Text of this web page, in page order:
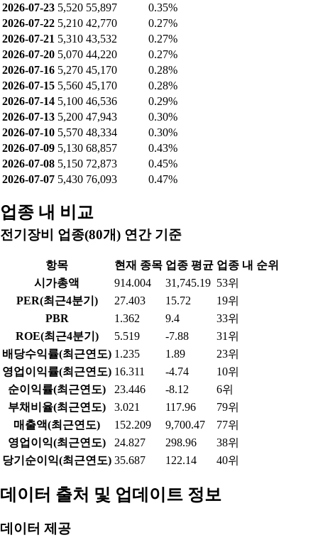
2026-07-23 5,520 55,897
0.35%
2026-07-22 5,210 42,770
0.27%
2026-07-21 5,310 43,532
0.27%
2026-07-20 5,070 44,220
0.27%
2026-07-16 5,270 45,170
0.28%
2026-07-15 5,560 45,170
0.28%
2026-07-14 5,100 46,536
0.29%
2026-07-13 5,200 47,943
0.30%
2026-07-10 5,570 48,334
0.30%
2026-07-09 5,130 68,857
0.43%
2026-07-08 5,150 72,873
0.45%
2026-07-07 5,430 76,093 0.47%
업종 내 비교
전기장비 업종(80개) 연간 기준
항목 현재 종목 업종 평균 업종 내 순위
시가총액
914.004 31,745.19 53위
PER(최근4분기)
27.403 15.72
19위
PBR
1.362 9.4
33위
ROE(최근4분기)
5.519 -7.88
31위
배당수익률(최근연도) 1.235 1.89
23위
영업이익률(최근연도) 16.311 -4.74
10위
순이익률(최근연도)
23.446 -8.12
6위
부채비율(최근연도)
3.021 117.96
79위
매출액(최근연도)
152.209 9,700.47
77위
영업이익(최근연도)
24.827 298.96
38위
당기순이익(최근연도) 35.687 122.14 40위
데이터 출처 및 업데이트 정보
데이터 제공